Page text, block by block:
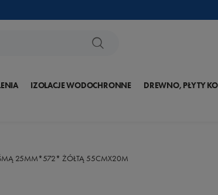
IZOLACJE WODOCHRONNE DREWNO, PŁYTY
25MM*572* ŻÓŁTĄ 55CMX20M